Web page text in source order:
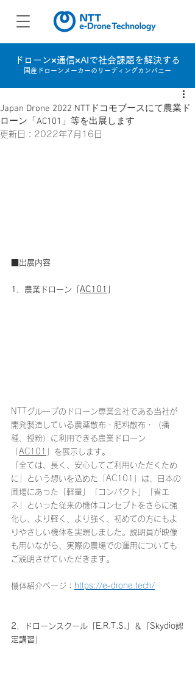
ドローン×通信×AIで社会課題を解決する
国産ドローンメーカーのリーディングカンパニー
Japan Drone 2022 NTTドコモブースにて農業ド
ローン「AC101」等を出展します
更新日： 2022年7月16日
■出展内容
1．農業ドローン「 AC101
NTTグループのドローン専業会社である当社が
開発製造している農薬散布・肥料散布・（播
種、授粉）に利用できる農業ドローン
AC101
」を展示します。
「全ては、長く、安心してご利用いただくため
に」という想いを込めた「AC101」は、日本の
圃場にあった「軽量」「コンパクト」「省エ
ネ」といった従来の機体コンセプトをさらに強
化し、より軽く、より強く、初めての方にもよ
りやさしい機体を実現しました。説明員が映像
も用いながら、実際の農場での運用についても
ご説明させていただきます。
機体紹介ページ： https://e-drone.tech/
2．ドローンスクール「E.R.T.S.」＆「Skydio認
定講習」